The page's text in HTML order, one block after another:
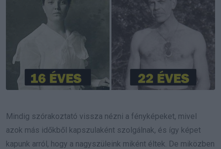
Mindig szórakoztató vissza nézni a fényképeket, mivel
azok más időkből kapszulaként szolgálnak, és így képet
kapunk arról, hogy a nagyszüleink miként éltek. De miközben